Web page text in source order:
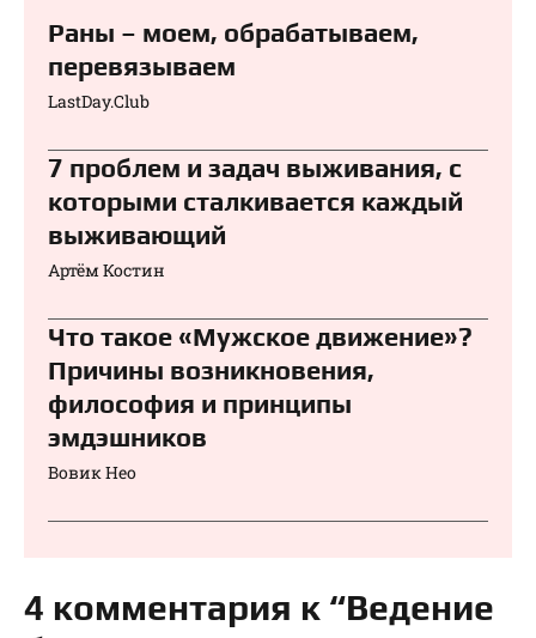
Раны – моем, обрабатываем,
перевязываем⁠⁠
LastDay.Club
7 проблем и задач выживания, с
которыми сталкивается каждый
выживающий
Артём Костин
Что такое «Мужское движение»?
Причины возникновения,
философия и принципы
эмдэшников
Вовик Нео
4 комментария к “Ведение